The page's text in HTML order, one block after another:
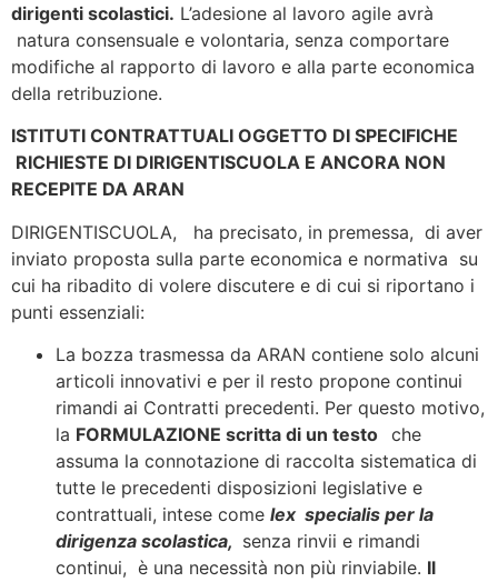
dirigenti scolastici. L’adesione al lavoro agile avrà
natura consensuale e volontaria, senza comportare
modifiche al rapporto di lavoro e alla parte economica
della retribuzione.
ISTITUTI CONTRATTUALI OGGETTO DI SPECIFICHE
RICHIESTE DI DIRIGENTISCUOLA E ANCORA NON
RECEPITE DA ARAN
DIRIGENTISCUOLA, ha precisato, in premessa, di aver
inviato proposta sulla parte economica e normativa su
cui ha ribadito di volere discutere e di cui si riportano i
punti essenziali:
La bozza trasmessa da ARAN contiene solo alcuni
articoli innovativi e per il resto propone continui
rimandi ai Contratti precedenti. Per questo motivo,
la FORMULAZIONE scritta di un testo che
assuma la connotazione di raccolta sistematica di
tutte le precedenti disposizioni legislative e
contrattuali, intese come lex specialis per la
dirigenza scolastica, senza rinvii e rimandi
continui, è una necessità non più rinviabile. Il